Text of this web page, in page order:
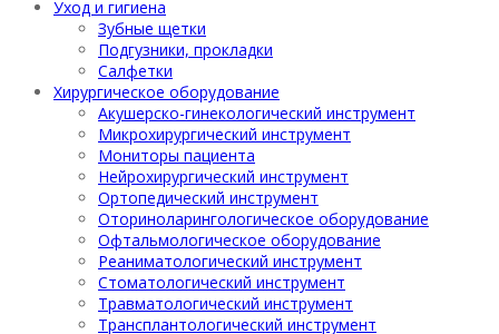
Уход и гигиена
Зубные щетки
Подгузники, прокладки
Салфетки
Хирургическое оборудование
Акушерско-гинекологический инструмент
Микрохирургический инструмент
Мониторы пациента
Нейрохирургический инструмент
Ортопедический инструмент
Оториноларингологическое оборудование
Офтальмологическое оборудование
Реаниматологический инструмент
Стоматологический инструмент
Травматологический инструмент
Трансплантологический инструмент